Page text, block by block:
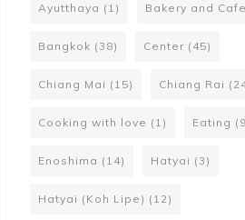
Ayutthaya (1) Bakery and Cafe
Bangkok (38) Center(45)
Chiang Mai (15) Chiang Rai
Cooking with love (1) Eating
Enoshima (14) Hatyai (3)
Hatyai (Koh Lipe) (12)